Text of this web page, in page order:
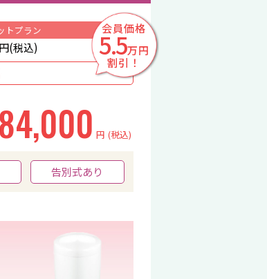
トプラン
(税込)
会員価格
5.5万円
割引！
円 (税込)
告別式あり